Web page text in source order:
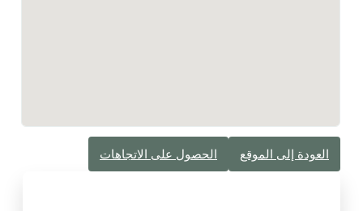
العودة إلى الموقع الحصول على الاتجاهات